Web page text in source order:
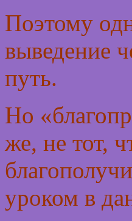
Поэтому
выведение
путь.
Но
же, не тот,
уроком в